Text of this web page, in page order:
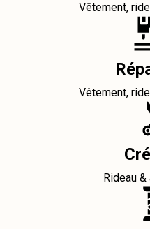
Vêtement,
Vêtement,
Rideau